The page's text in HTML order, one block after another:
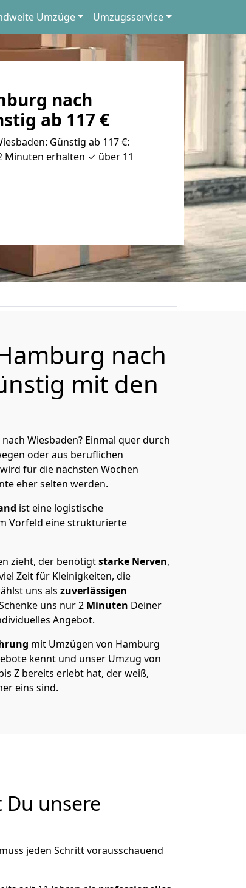
Umzüge Umzugsservice
nach
ab 117 €
Günstig ab 117 €:
Minuten erhalten ✓ über 11
nach
mit den
nach Wiesbaden? Einmal quer durch
oder aus beruflichen
wird für die nächsten Wochen
eher selten werden.
ist eine logistische
Vorfeld eine strukturierte
zieht, der benötigtstarke Nerven,
Zeit für Kleinigkeiten, die
uns als zuverlässigen
uns nur2 Minuten Deiner
Angebot.
mit Umzügen von Hamburg
kennt und unser Umzug von
Z bereits erlebt hat, der weiß,
eins sind.
unsere
jeden Schritt vorausschauend